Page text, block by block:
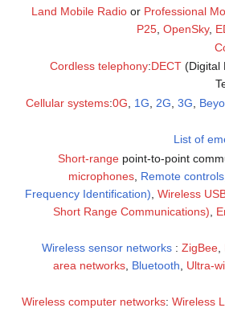
Land Mobile Radioor Professional
P25, OpenSky,
Cordless telephony:DECT(Digital
Cellular systems:0G 1G 2G 3G
List of
Short-rangepoint-to-point
microphones, Remote controls,
Frequency Identification) Wireless
Short Range Communications)
Wireless sensor networks: ZigBee,
area networks, Bluetooth Ultra-
Wireless computer networks: Wireless